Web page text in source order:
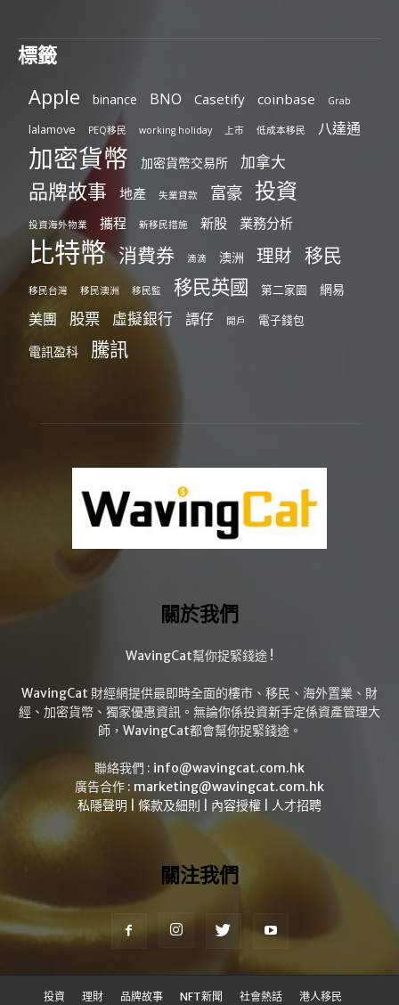
標籤
Apple binance BNO Casetify coinbase Grab
lalamove PEQ移民 working holiday 上市 低成本移民 八達通
加密貨幣 加密貨幣交易所 加拿大
品牌故事 地產 失業貸款 富豪 投資
投資海外物業 攜程 新移民措施 新股 業務分析
比特幣 消費券 滴滴 澳洲 理財 移民
移民台灣 移民澳洲 移民監 移民英國 第二家園 網易
美團 股票 虛擬銀行 譚仔 開戶 電子錢包
電訊盈科 騰訊
關於我們
WavingCat幫你捉緊錢途 !
WavingCat 財經網提供最即時全面的樓市、移民、海外置業、財
經、加密貨幣、獨家優惠資訊。無論你係投資新手定係資產管理大
師，WavingCat都會幫你捉緊錢途。
聯絡我們 : info@wavingcat.com.hk
廣告合作 : marketing@wavingcat.com.hk
私隱聲明
條款及細則 內容授權 人才招聘
關注我們
投資 理財 品牌故事 NFT新聞 社會熱話 港人移民